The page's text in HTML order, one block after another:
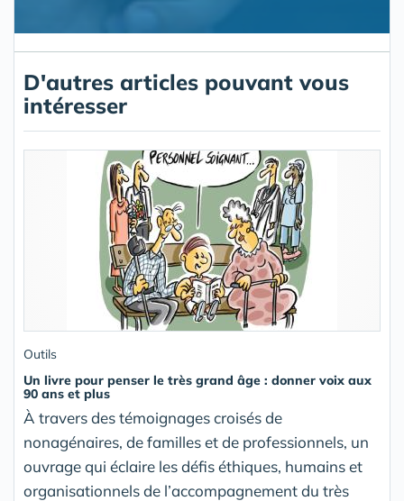
D'autres articles pouvant vous
intéresser
Outils
Un livre pour penser le très grand âge : donner voix aux
90 ans et plus
À travers des témoignages croisés de
nonagénaires, de familles et de professionnels, un
ouvrage qui éclaire les défis éthiques, humains et
organisationnels de l’accompagnement du très